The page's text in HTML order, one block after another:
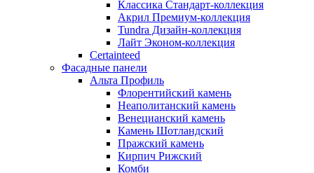
Классика Стандарт-коллекция
Акрил Премиум-коллекция
Tundra Дизайн-коллекция
Лайт Эконом-коллекция
Certainteed
Фасадные панели
Альта Профиль
Флорентийский камень
Неаполитанский камень
Венецианский камень
Камень Шотландский
Пражский камень
Кирпич Рижский
Комби